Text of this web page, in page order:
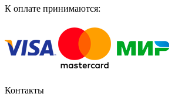
К оплате принимаются:
Контакты